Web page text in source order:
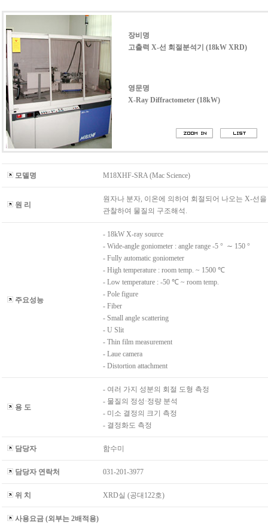
장비명
고출력 X-선 회절분석기 (18kW XRD)
영문명
X-Ray Diffractometer (18kW)
모델명 M18XHF-SRA (Mac Science)
원 리
원자나 분자, 이온에 의하여 회절되어 나오는 X-선을
관찰하여 물질의 구조해석.
주요성능
- 18kW X-ray source
- Wide-angle goniometer : angle range -5 ° ∼ 150 °
- Fully automatic goniometer
- High temperature : room temp. ~ 1500 ℃
- Low temperature : -50 ℃ ~ room temp.
- Pole figure
- Fiber
- Small angle scattering
- U Slit
- Thin film measurement
- Laue camera
- Distortion attachment
용 도
- 여러 가지 성분의 회절 도형 측정
- 물질의 정성·정량 분석
- 미소 결정의 크기 측정
- 결정화도 측정
담당자 함수미
담당자 연락처 031-201-3977
위 치 XRD실 (공대122호)
사용요금 (외부는 2배적용)